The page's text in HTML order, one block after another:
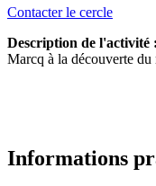
Contacter le cercle
Description de l'activité :
Marcq à la découverte du
Informations